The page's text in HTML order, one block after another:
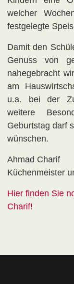
welcher
festgelegte
Damit den
Genuss von
nahegebracht
am
u.a. bei der
weitere
Geburtstag darf
wünschen.
Ahmad Charif
Küchenmeister
Hier finden Sie
Charif!